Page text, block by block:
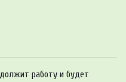
работу и будет